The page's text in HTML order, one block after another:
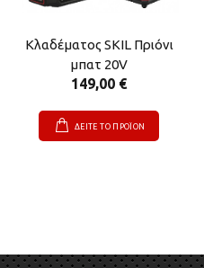
Κλαδέματος SKIL Πριόνι
μπατ 20V
149,00 €
ΔΕΙΤΕ ΤΟ ΠΡΟΪΟΝ